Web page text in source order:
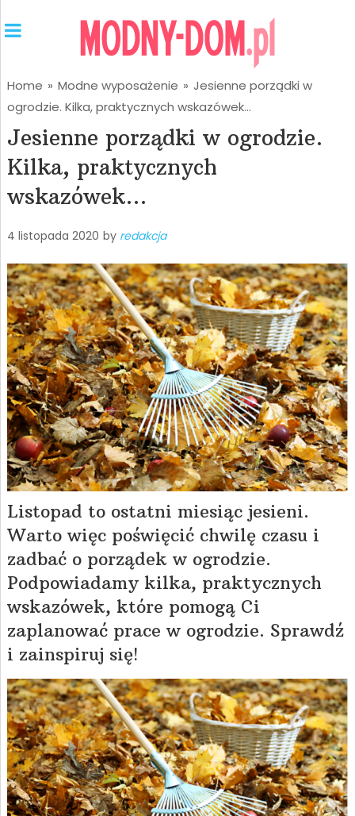
Home » Modne wyposażenie » Jesienne porządki w
ogrodzie. Kilka, praktycznych wskazówek…
Jesienne porządki w ogrodzie.
Kilka, praktycznych
wskazówek…
4 listopada 2020 by redakcja
Listopad to ostatni miesiąc jesieni.
Warto więc poświęcić chwilę czasu i
zadbać o porządek w ogrodzie.
Podpowiadamy kilka, praktycznych
wskazówek, które pomogą Ci
zaplanować prace w ogrodzie. Sprawdź
i zainspiruj się!